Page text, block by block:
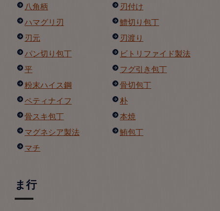
八角柄
刃付け
ハマグリ刃
鱧切り包丁
刃元
刃渡り
パン切り包丁
ビトリファイド製法
平
フグ引き包丁
粉末ハイス鋼
骨切包丁
ペティナイフ
朴
骨スキ包丁
本焼
マグネシア製法
鮪包丁
マチ
ま行